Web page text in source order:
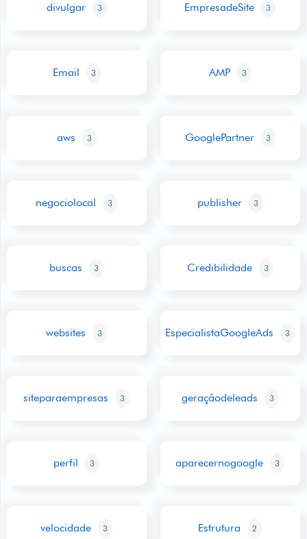
divulgar 3 EmpresadeSite 3
Email 3 AMP 3
aws 3 GooglePartner 3
negociolocal 3 publisher 3
buscas 3 Credibilidade 3
websites 3 EspecialistaGoogleAds 3
siteparaempresas 3 geraçãodeleads 3
perfil 3 aparecernogoogle 3
velocidade 3 Estrutura 2